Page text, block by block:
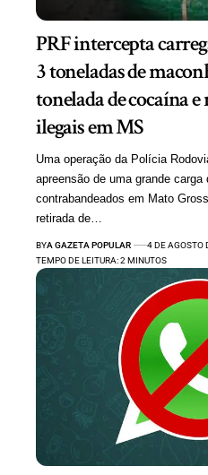
PRF intercepta
3 toneladas de
tonelada de cocaína
ilegais em MS
Uma operação da Polícia
apreensão de uma grande
contrabandeados em Mato
retirada de…
BYA GAZETA POPULAR
4 DE AGOSTO
TEMPO DE LEITURA: 2 MINUTOS